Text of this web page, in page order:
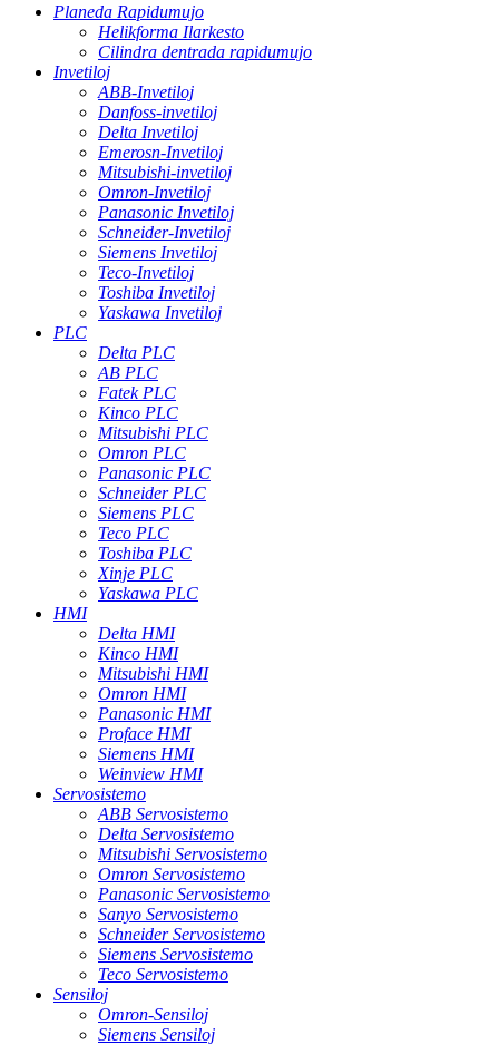
Planeda Rapidumujo
Helikforma Ilarkesto
Cilindra dentrada rapidumujo
Invetiloj
ABB-Invetiloj
Danfoss-invetiloj
Delta Invetiloj
Emerosn-Invetiloj
Mitsubishi-invetiloj
Omron-Invetiloj
Panasonic Invetiloj
Schneider-Invetiloj
Siemens Invetiloj
Teco-Invetiloj
Toshiba Invetiloj
Yaskawa Invetiloj
PLC
Delta PLC
AB PLC
Fatek PLC
Kinco PLC
Mitsubishi PLC
Omron PLC
Panasonic PLC
Schneider PLC
Siemens PLC
Teco PLC
Toshiba PLC
Xinje PLC
Yaskawa PLC
HMI
Delta HMI
Kinco HMI
Mitsubishi HMI
Omron HMI
Panasonic HMI
Proface HMI
Siemens HMI
Weinview HMI
Servosistemo
ABB Servosistemo
Delta Servosistemo
Mitsubishi Servosistemo
Omron Servosistemo
Panasonic Servosistemo
Sanyo Servosistemo
Schneider Servosistemo
Siemens Servosistemo
Teco Servosistemo
Sensiloj
Omron-Sensiloj
Siemens Sensiloj